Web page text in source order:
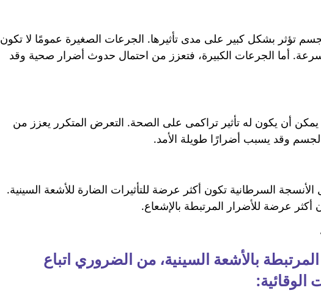
تؤثر بشكل كبير على مدى تأثيرها. الجرعات الصغيرة عمومًا لا تكون
أما الجرعات الكبيرة، فتعزز من احتمال حدوث أضرار صحية وقد
يمكن أن يكون له تأثير تراكمى على الصحة. التعرض المتكرر يعزز من
الجسم وقد يسبب أضرارًا طويلة الأمد.
الأنسجة السرطانية تكون أكثر عرضة للتأثيرات الضارة للأشعة السينية.
عرضة للأضرار المرتبطة بالإشعاع.
بالأشعة السينية، من الضروري اتباع